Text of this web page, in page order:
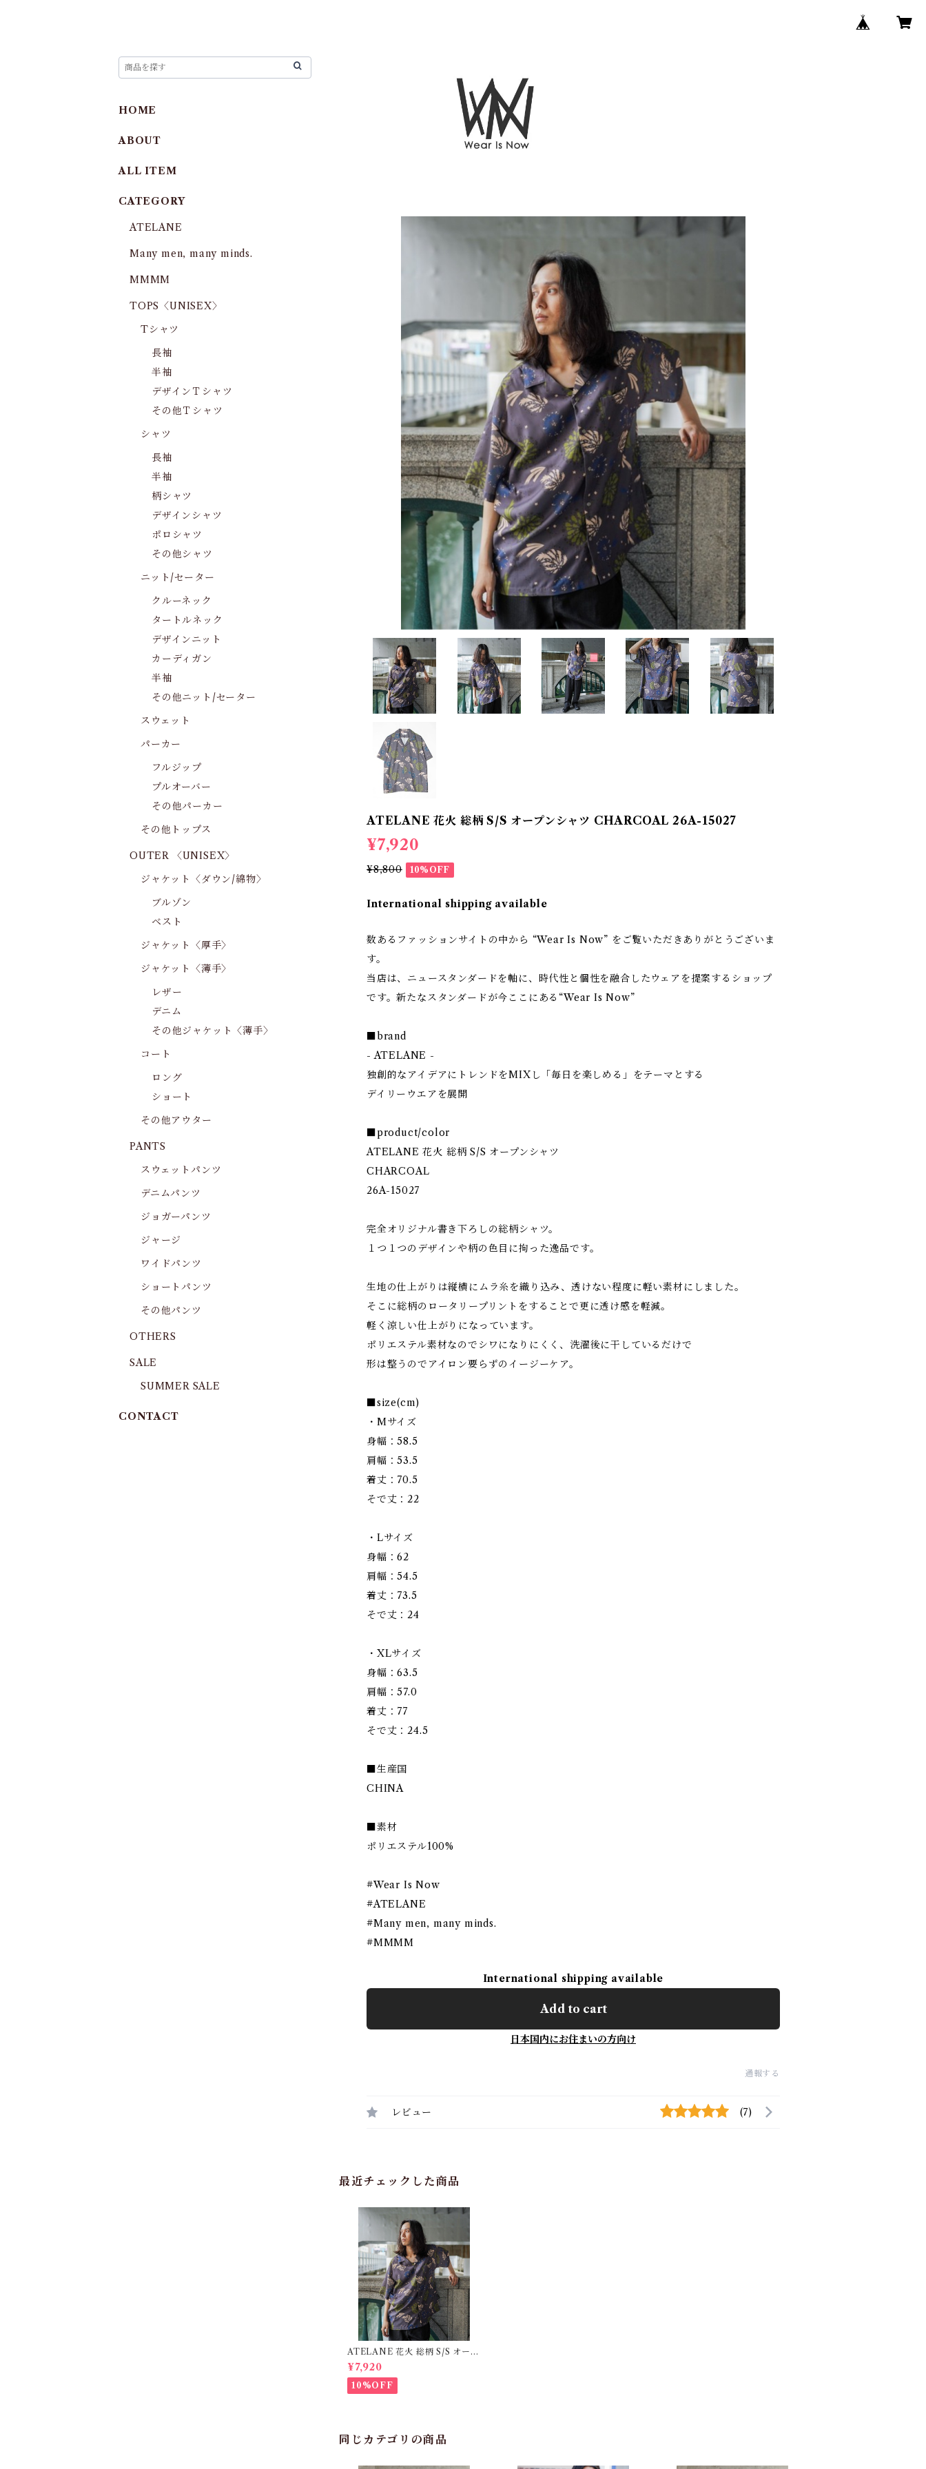
ATELANE 花火 総柄 S/S オープンシャツ CHARCOAL 26A-15027
¥7,920
¥8,800 10%OFF
International shipping available
数あるファッションサイトの中から “Wear Is Now” をご覧いただきありがとうございま
す。
当店は、ニュースタンダードを軸に、時代性と個性を融合したウェアを提案するショップ
です。新たなスタンダードが今ここにある“Wear Is Now”
■brand
- ATELANE -
独創的なアイデアにトレンドをMIXし「毎日を楽しめる」をテーマとする
デイリーウエアを展開
■product/color
ATELANE 花火 総柄 S/S オープンシャツ
CHARCOAL
26A-15027
完全オリジナル書き下ろしの総柄シャツ。
１つ１つのデザインや柄の色目に拘った逸品です。
生地の仕上がりは縦横にムラ糸を織り込み、透けない程度に軽い素材にしました。
そこに総柄のロータリープリントをすることで更に透け感を軽減。
軽く涼しい仕上がりになっています。
ポリエステル素材なのでシワになりにくく、洗濯後に干しているだけで
形は整うのでアイロン要らずのイージーケア。
■size(cm)
・Mサイズ
身幅：58.5
肩幅：53.5
着丈：70.5
そで丈：22
・Lサイズ
身幅：62
肩幅：54.5
着丈：73.5
そで丈：24
・XLサイズ
身幅：63.5
肩幅：57.0
着丈：77
そで丈：24.5
■生産国
CHINA
■素材
ポリエステル100%
#Wear Is Now
#ATELANE
#Many men, many minds.
#MMMM
International shipping available
Add to cart
日本国内にお住まいの方向け
通報する
レビュー (7)
最近チェックした商品
ATELANE 花火 総柄 S/S オープ
ンシャツ CHARCOAL 26A-15
027
¥7,920
10%OFF
同じカテゴリの商品
HOME
ABOUT
ALL ITEM
CATEGORY
ATELANE
Many men, many minds.
MMMM
TOPS〈UNISEX〉
Tシャツ
長袖
半袖
デザインＴシャツ
その他Ｔシャツ
シャツ
長袖
半袖
柄シャツ
デザインシャツ
ポロシャツ
その他シャツ
ニット/セーター
クルーネック
タートルネック
デザインニット
カーディガン
半袖
その他ニット/セーター
スウェット
パーカー
フルジップ
プルオーバー
その他パーカー
その他トップス
OUTER 〈UNISEX〉
ジャケット〈ダウン/綿物〉
ブルゾン
ベスト
ジャケット〈厚手〉
ジャケット〈薄手〉
レザー
デニム
その他ジャケット〈薄手〉
コート
ロング
ショート
その他アウター
PANTS
スウェットパンツ
デニムパンツ
ジョガーパンツ
ジャージ
ワイドパンツ
ショートパンツ
その他パンツ
OTHERS
SALE
SUMMER SALE
CONTACT